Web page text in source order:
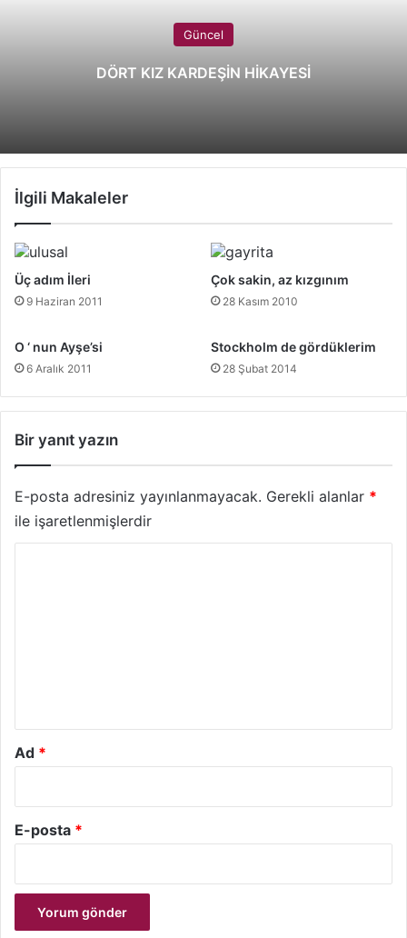
Güncel
DÖRT KIZ KARDEŞİN HİKAYESİ
İlgili Makaleler
Üç adım İleri
9 Haziran 2011
Çok sakin, az kızgınım
28 Kasım 2010
O ‘ nun Ayşe’si
6 Aralık 2011
Stockholm de gördüklerim
28 Şubat 2014
Bir yanıt yazın
E-posta adresiniz yayınlanmayacak. Gerekli alanlar *
ile işaretlenmişlerdir
Ad *
E-posta *